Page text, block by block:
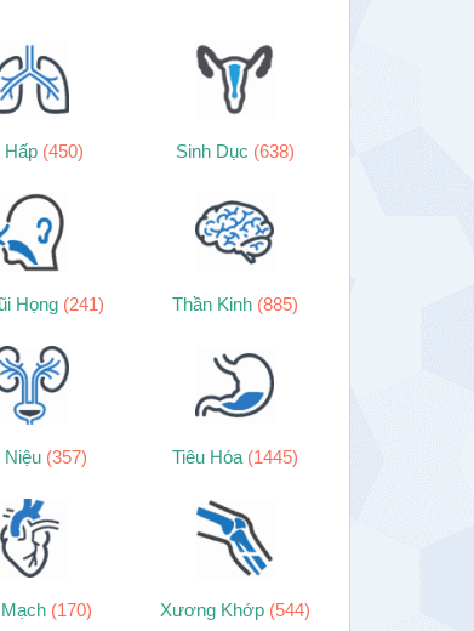
Hấp (450) Sinh Dục (638)
Họng (241) Thần Kinh (885)
Niệu (357) Tiêu Hóa (1445)
(170) Xương Khớp (544)